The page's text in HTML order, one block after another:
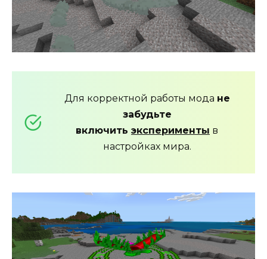
Для корректной работы мода не
забудьте
включить эксперименты в
настройках мира.